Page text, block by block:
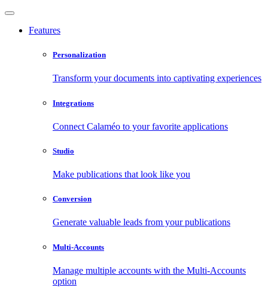
Features
Personalization
Transform your documents into captivating experiences
Integrations
Connect Calaméo to your favorite applications
Studio
Make publications that look like you
Conversion
Generate valuable leads from your publications
Multi-Accounts
Manage multiple accounts with the Multi-Accounts
option